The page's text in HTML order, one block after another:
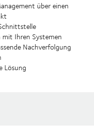
über einen
Ihren Systemen
Nachverfolgung
Lösung